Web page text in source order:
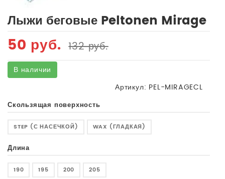
Лыжи беговые Peltonen Mirage
50 руб. 132 руб.
В наличии
Артикул: PEL-MIRAGECL
Скользящая поверхность
STEP (С НАСЕЧКОЙ) WAX (ГЛАДКАЯ)
Длина
190 195 200 205